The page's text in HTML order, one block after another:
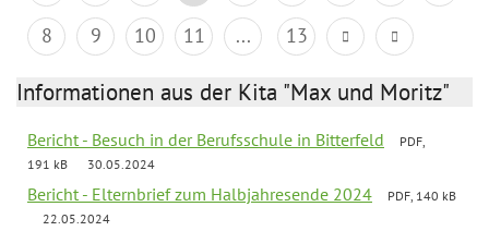
8
9 10 11 ... 13
Informationen aus der Kita "Max und Moritz"
Bericht - Besuch in der Berufsschule in Bitterfeld
PDF,
191 kB
30.05.2024
Bericht - Elternbrief zum Halbjahresende 2024
PDF, 140 kB
22.05.2024